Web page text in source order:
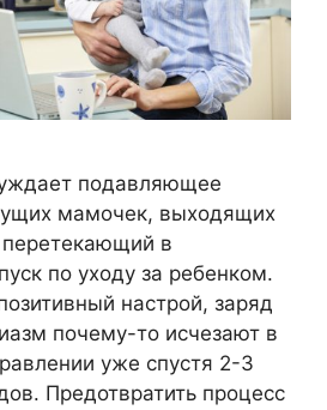
подавляющее
мамочек, выходящих
перетекающий в
по уходу за ребенком.
настрой, заряд
почему-то исчезают в
уже спустя 2-3
Предотвратить процесс